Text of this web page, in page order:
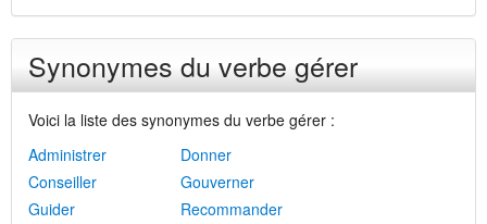
Synonymes du verbe gérer
Voici la liste des synonymes du verbe gérer :
Administrer
Donner
Conseiller
Gouverner
Guider
Recommander